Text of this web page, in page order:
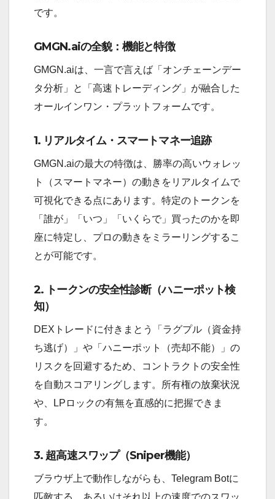
です。
GMGN.aiの全貌：機能と特徴
GMGN.aiは、一言で言えば「オンチェーンデー
タ分析」と「高速トレーディング」が融合した
オールインワン・プラットフォームです。
1. リアルタイム・スマートマネー追跡
GMGN.aiの最大の特徴は、勝率の高いウォレッ
ト（スマートマネー）の動きをリアルタイムで
可視化できる点にあります。特定のトークンを
「誰が」「いつ」「いくらで」買ったのかを即
座に特定し、プロの動きをミラーリングするこ
とが可能です。
2. トークンの安全性診断（ハニーポット検
知）
DEXトレードに付きまとう「ラグプル（資金持
ち逃げ）」や「ハニーポット（売却不能）」の
リスクを回避するため、コントラクトの安全性
を自動スコアリングします。所有権の放棄状況
や、LPロックの有無を直感的に把握できま
す。
3. 超高速スワップ（Sniper機能）
ブラウザ上で動作しながらも、Telegram Botに
匹敵する、あるいはそれ以上の速度でのスワッ